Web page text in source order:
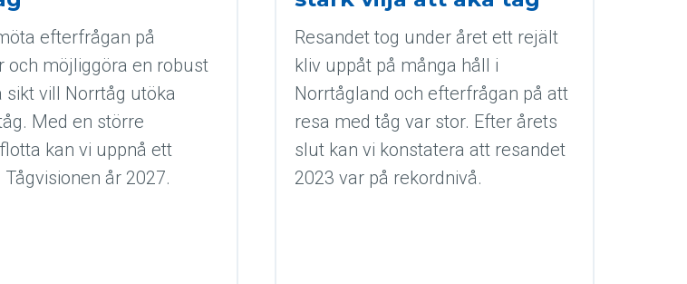
efterfrågan på
och möjliggöra en robust
sikt vill Norrtåg utöka
Med en större
kan vi uppnå ett
år 2027.
Resandet tog under året ett rejält
kliv uppåt på många håll i
Norrtågland och efterfrågan på att
resa med tåg var stor. Efter årets
slut kan vi konstatera att resandet
2023 var på rekordnivå.